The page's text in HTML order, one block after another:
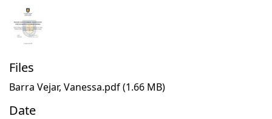
Files
Barra Vejar, Vanessa.pdf(1.66 MB)
Date